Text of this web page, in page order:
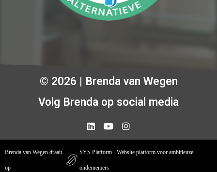
© 2026 | Brenda van Wegen
Volg Brenda op social media
Brenda van Wegen draait
op
SYS Platform - Website platform voor ambitieuze
ondernemers